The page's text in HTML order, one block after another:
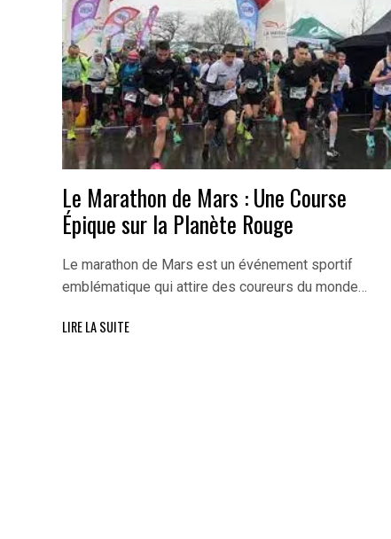
Le Marathon de Mars : Une Course
Épique sur la Planète Rouge
Le marathon de Mars est un événement sportif
emblématique qui attire des coureurs du monde…
LIRE LA SUITE